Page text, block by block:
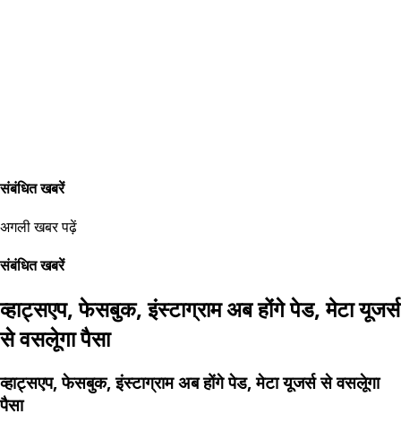
संबंधित खबरें
अगली खबर पढ़ें
संबंधित खबरें
व्हाट्सएप, फेसबुक, इंस्टाग्राम अब होंगे पेड, मेटा यूजर्स
से वसलूेगा पैसा
व्हाट्सएप, फेसबुक, इंस्टाग्राम अब होंगे पेड, मेटा यूजर्स से वसलूेगा
पैसा